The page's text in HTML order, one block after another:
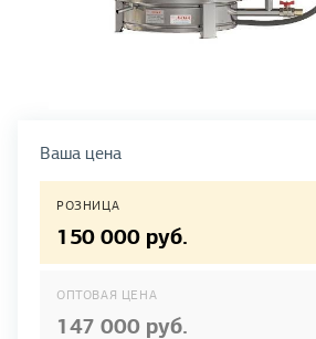
Ваша цена
РОЗНИЦА
150 000 руб.
ОПТОВАЯ ЦЕНА
147 000 руб.